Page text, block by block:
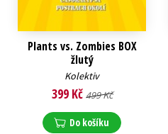
Plants vs. Zombies BOX
žlutý
Kolektiv
399 Kč 499 Kč
Do košíku